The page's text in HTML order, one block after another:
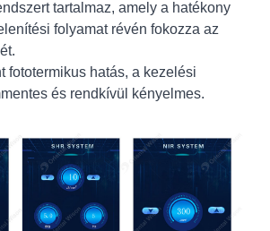
tartalmaz, amely a hatékony
folyamat révén fokozza az
fototermikus hatás, a kezelési
és rendkívül kényelmes.